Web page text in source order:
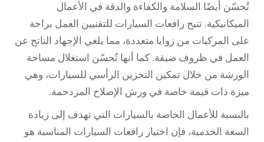
تُحسّن أيضًا السلامة والكفاءة والدقة في الأعمال
الميكانيكية. تتيح رافعات السيارات للتقنيين العمل براحة
على المركبات من زوايا متعددة، مما يلغي الإجهاد الناتج عن
العمل في ظروف ضيقة. كما أنها تُحسّن استغلال مساحة
الورشة من خلال تمكين التخزين الرأسي للسيارات، وهي
ميزة ذات قيمة خاصة في ورش الإصلاح المزدحمة.
بالنسبة للأعمال الخاصة بالسيارات التي تهدف إلى زيادة
السعة الخدمية، فإن اختيار رافعات السيارات المناسبة هو